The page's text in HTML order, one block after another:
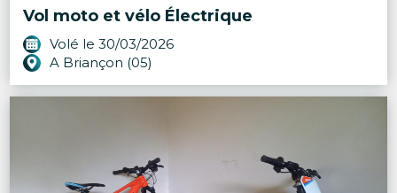
Vol moto et vélo Électrique
Volé le 30/03/2026
A Briançon (05)